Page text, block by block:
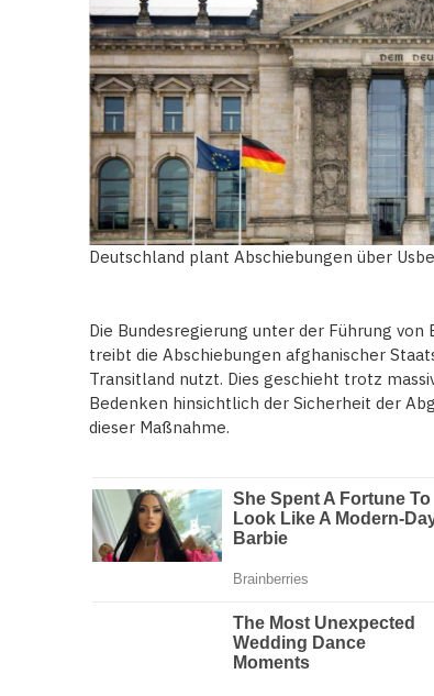
Deutschland plant Abschiebungen über
Die Bundesregierung unter der Führung von
treibt die Abschiebungen afghanischer
Transitland nutzt. Dies geschieht trotz
Bedenken hinsichtlich der Sicherheit der
dieser Maßnahme.